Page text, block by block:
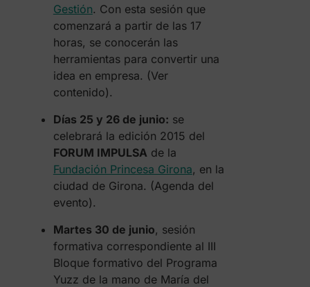
Gestión. Con esta sesión que
comenzará a partir de las 17
horas, se conocerán las
herramientas para convertir una
idea en empresa. (Ver
contenido).
Días 25 y 26 de junio: se
celebrará la edición 2015 del
FORUM IMPULSAde la
Fundación Princesa Girona, en la
ciudad de Girona. (Agenda del
evento).
Martes 30 de junio, sesión
formativa correspondiente al III
Bloque formativo del Programa
Yuzz de la mano de María del